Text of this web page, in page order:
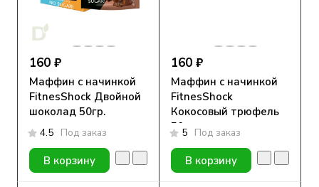
160 ₽
Маффин с начинкой
FitnesShock Двойной
шоколад 50гр.
4.5 Под заказ
В корзину
160 ₽
Маффин с начинкой
FitnesShock
Кокосовый трюфель
50гр.
5 Под заказ
В корзину